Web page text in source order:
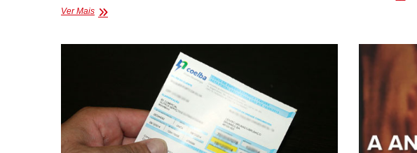
Ver MaisGUARDA
STF
TEM
PODER
DE
MST